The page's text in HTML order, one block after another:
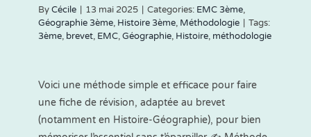
ByCécile | 13 mai 2025 | Categories: EMC 3ème,
Géographie 3ème, Histoire 3ème, Méthodologie | Tags:
3ème, brevet, EMC,Géographie, Histoire, méthodologie
Voici une méthode simple et efficace pour faire
une fiche de révision, adaptée au brevet
(notamment en Histoire-Géographie), pour bien